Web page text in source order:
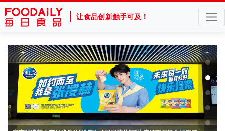
让食品创新触手可及！